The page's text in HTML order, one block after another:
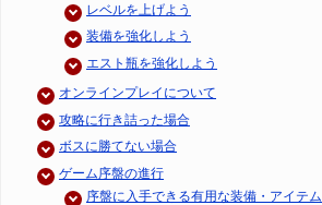
レベルを上げよう
装備を強化しよう
エスト瓶を強化しよう
オンラインプレイについて
攻略に行き詰った場合
ボスに勝てない場合
ゲーム序盤の進行
序盤に入手できる有用な装備・アイテム